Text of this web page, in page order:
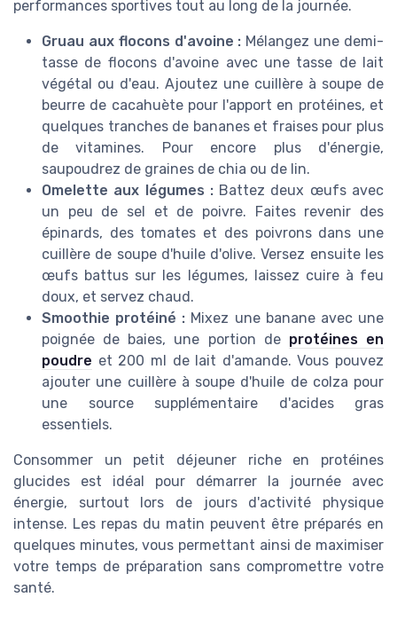
performances sportives tout au long de la journée.
Gruau aux flocons d'avoine : Mélangez une demi-
tasse de flocons d'avoine avec une tasse de lait
végétal ou d'eau. Ajoutez une cuillère à soupe de
beurre de cacahuète pour l'apport en protéines, et
quelques tranches de bananes et fraises pour plus
de vitamines. Pour encore plus d'énergie,
saupoudrez de graines de chia ou de lin.
Omelette aux légumes :Battez deux œufs avec
un peu de sel et de poivre. Faites revenir des
épinards, des tomates et des poivrons dans une
cuillère de soupe d'huile d'olive. Versez ensuite les
œufs battus sur les légumes, laissez cuire à feu
doux, et servez chaud.
Smoothie protéiné : Mixez une banane avec une
poignée de baies, une portion de protéines en
poudre et 200 ml de lait d'amande. Vous pouvez
ajouter une cuillère à soupe d'huile de colza pour
une source supplémentaire d'acides gras
essentiels.
Consommer un petit déjeuner riche en protéines
glucides est idéal pour démarrer la journée avec
énergie, surtout lors de jours d'activité physique
intense. Les repas du matin peuvent être préparés en
quelques minutes, vous permettant ainsi de maximiser
votre temps de préparation sans compromettre votre
santé.